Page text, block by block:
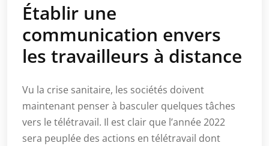
Établir une
communication envers
les travailleurs à distance
Vu la crise sanitaire, les sociétés doivent
maintenant penser à basculer quelques tâches
vers le télétravail. Il est clair que l’année 2022
sera peuplée des actions en télétravail dont